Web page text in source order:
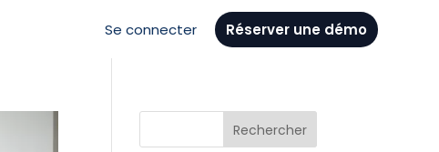
Se connecter Réserver une démo
Rechercher